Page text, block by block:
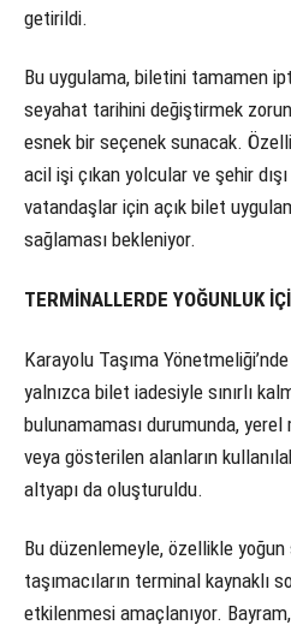
getirildi.
Bu uygulama, biletini tamamen
seyahat tarihini değiştirmek
esnek bir seçenek sunacak.
acil işi çıkan yolcular ve şehir
vatandaşlar için açık bilet
sağlaması bekleniyor.
TERMİNALLERDE YOĞUNLUK
Karayolu Taşıma
yalnızca bilet iadesiyle sınırlı
bulunamaması durumunda,
veya gösterilen alanların
altyapı da oluşturuldu.
Bu düzenlemeyle, özellikle
taşımacıların terminal kaynaklı
etkilenmesi amaçlanıyor.